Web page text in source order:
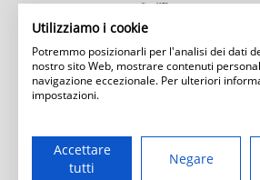
25040 Timoline di C.F. (BS)
Utilizziamo i cookie
Potremmo posizionarli per l'analisi dei dati
nostro sito Web, mostrare contenuti
navigazione eccezionale. Per ulteriori
impostazioni.
Accettare
tutti
Negare